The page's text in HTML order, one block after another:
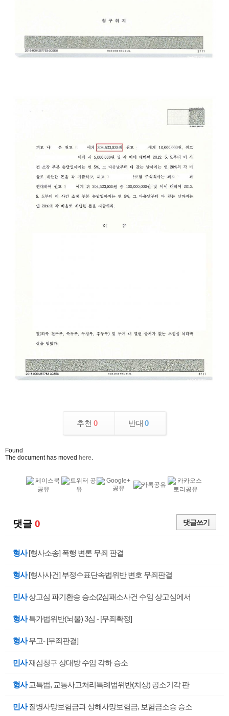
추천 0 반대 0
Found
The document has moved here.
댓글 0 댓글쓰기
형사 [형사소송] 폭행 변론 무죄 판결
형사 [형사사건] 부정수표단속법위반 변호 무죄판결
민사상고심 파기환송 승소(2심패소사건 수임 상고심에서
형사 특가법위반(뇌물) 3심 - [무죄확정]
형사 무고- [무죄판결]
민사재심청구 상대방 수임 각하 승소
형사 교특법, 교통사고처리특례법위반(치상) 공소기각 판
민사 질병사망보험금과 상해사망보험금, 보험금소송 승소